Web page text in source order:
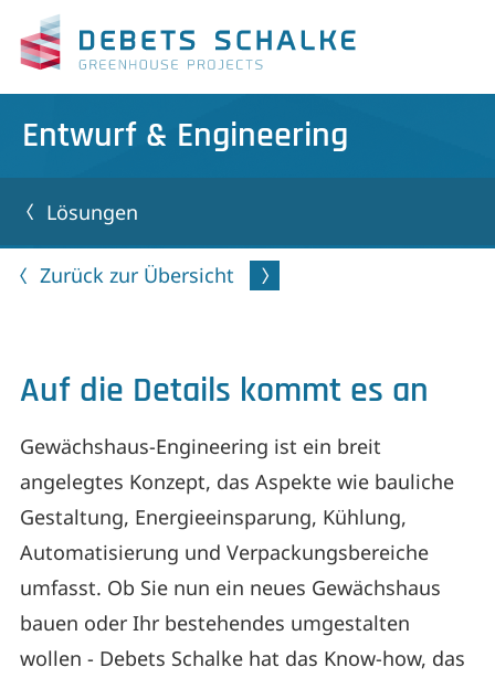
Entwurf & Engineering
Lösungen
Zurück zur Übersicht
Auf die Details kommt es an
Gewächshaus-Engineering ist ein breit
angelegtes Konzept, das Aspekte wie bauliche
Gestaltung, Energieeinsparung, Kühlung,
Automatisierung und Verpackungsbereiche
umfasst. Ob Sie nun ein neues Gewächshaus
bauen oder Ihr bestehendes umgestalten
wollen - Debets Schalke hat das Know-how, das